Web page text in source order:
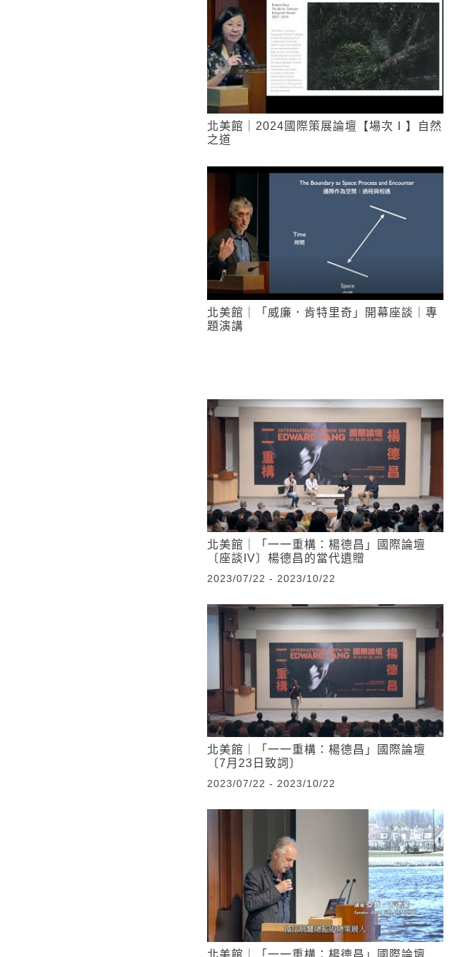
北美館｜2024國際策展論壇【場次Ⅰ】自然
之道
北美館｜「威廉．肯特里奇」開幕座談｜專
題演講
北美館｜「一一重構：楊德昌」國際論壇
〔座談IV〕楊德昌的當代遺贈
2023/07/22 - 2023/10/22
北美館｜「一一重構：楊德昌」國際論壇
〔7月23日致詞〕
2023/07/22 - 2023/10/22
北美館｜「一一重構：楊德昌」國際論壇